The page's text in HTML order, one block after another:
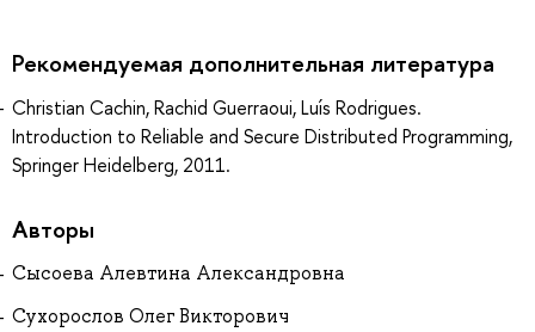
Рекомендуемая дополнительная литература
Christian Cachin, Rachid Guerraoui, Luís Rodrigues.
Introduction to Reliable and Secure Distributed Programming,
Springer Heidelberg, 2011.
Авторы
Сысоева Алевтина Александровна
Сухорослов Олег Викторович